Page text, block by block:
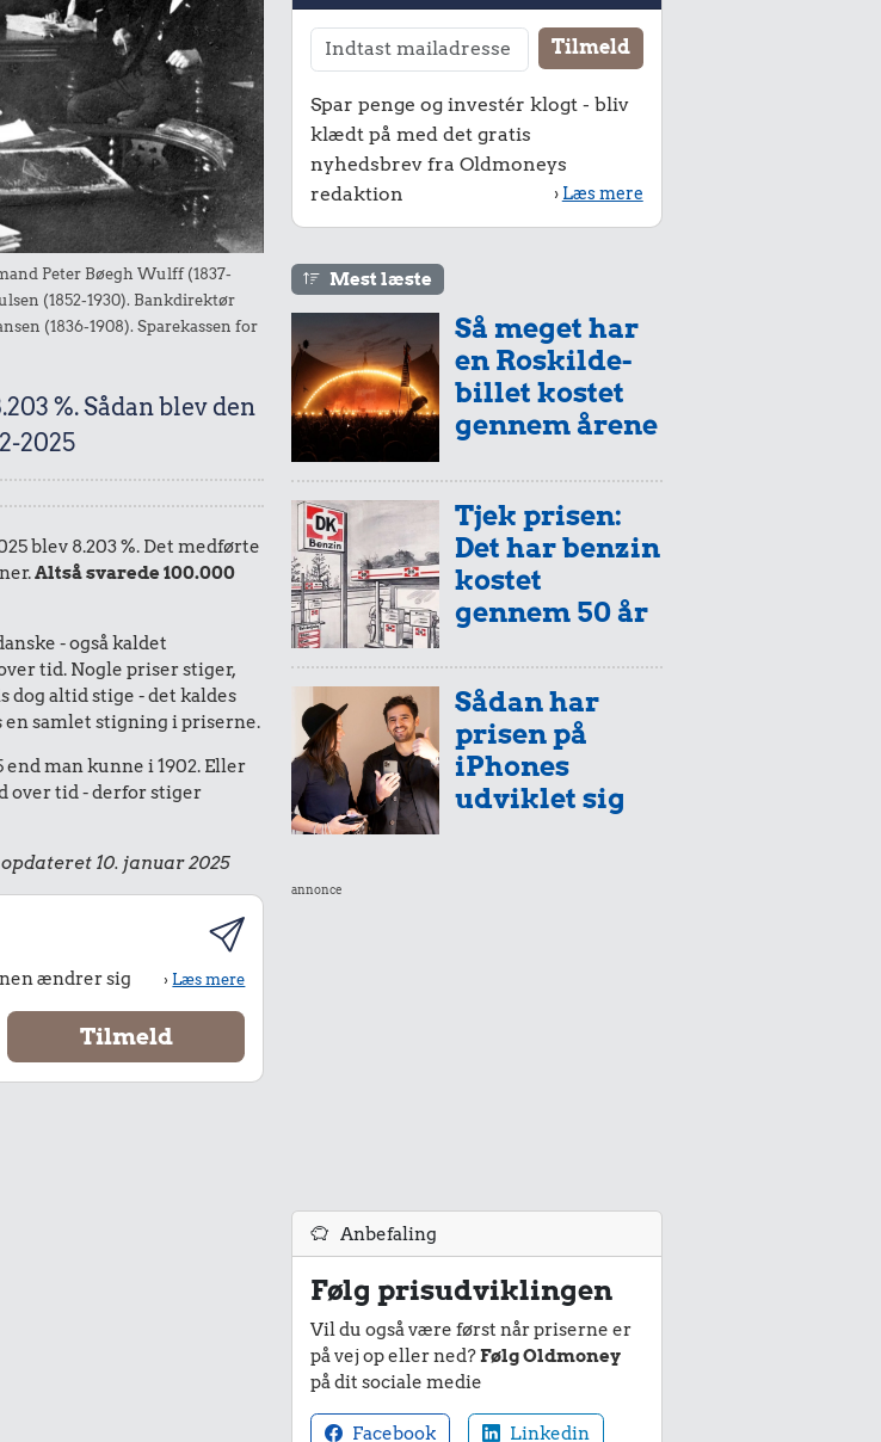
Peter Bøegh Wulff (1837-
(1852-1930). Bankdirektør
(1836-1908). Sparekassen for
%. Sådan blev den
2025
blev 8.203 %. Det medførte
Altså svarede 100.000
- også kaldet
tid. Nogle priser stiger,
altid stige - det kaldes
samlet stigning i priserne.
man kunne i 1902. Eller
over tid - derfor stiger
10. januar 2025
ændrer sig ›Læs mere
Spar penge og investér klogt - bliv
klædt på med det gratis
nyhedsbrev fra Oldmoneys
redaktion
› Læs mere
Mest læste
Så meget har
en Roskilde-
billet kostet
gennem årene
Tjek prisen:
Det har benzin
kostet
gennem 50 år
Sådan har
prisen på
iPhones
udviklet sig
annonce
Anbefaling
Følg prisudviklingen
Vil du også være først når priserne er
på vej op eller ned?Følg Oldmoney
på dit sociale medie
Facebook Linkedin